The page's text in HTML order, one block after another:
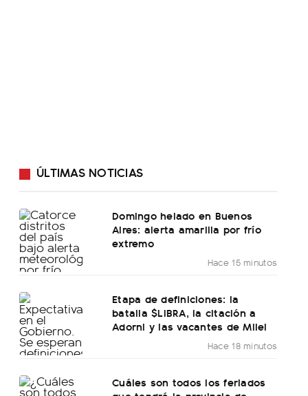
ÚLTIMAS NOTICIAS
Domingo helado en Buenos
Aires: alerta amarilla por frío
extremo
Hace 15 minutos
Etapa de definiciones: la
batalla $LIBRA, la citación a
Adorni y las vacantes de Milei
Hace 18 minutos
Cuáles son todos los feriados